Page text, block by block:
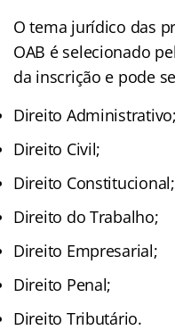
O tema jurídico das
OAB é selecionado
da inscrição e pode
Direito Administrativo;
Direito Civil;
Direito Constitucional;
Direito do Trabalho;
Direito Empresarial;
Direito Penal;
Direito Tributário.